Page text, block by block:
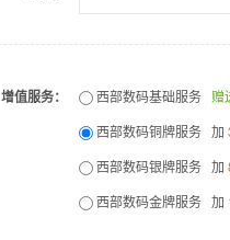
增值服务： 西部数码基础服务 赠
西部数码铜牌服务 加
西部数码银牌服务 加
西部数码金牌服务 加